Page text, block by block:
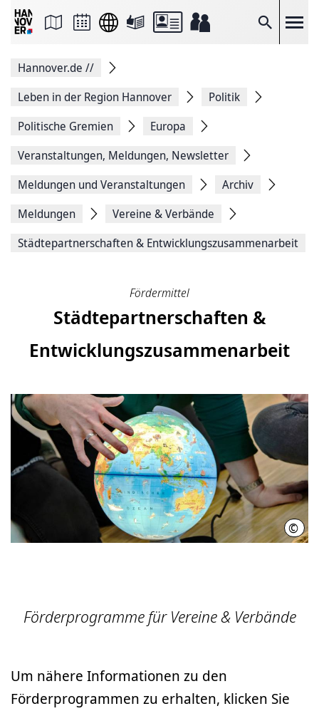
Suche
Seite
Facebook
teilen
Seitenlink
Seite
Hannover.de //
Leben in der Region Hannover
Politik
Politische Gremien
Europa
Veranstaltungen, Meldungen, Newsletter
Meldungen und Veranstaltungen
Archiv
Meldungen
Vereine & Verbände
Städtepartnerschaften & Entwicklungszusammenarbeit
Fördermittel
Städtepartnerschaften &
Entwicklungszusammenarbeit
©
Förderprogramme für Vereine & Verbände
Um nähere Informationen zu den
Förderprogrammen zu erhalten, klicken Sie